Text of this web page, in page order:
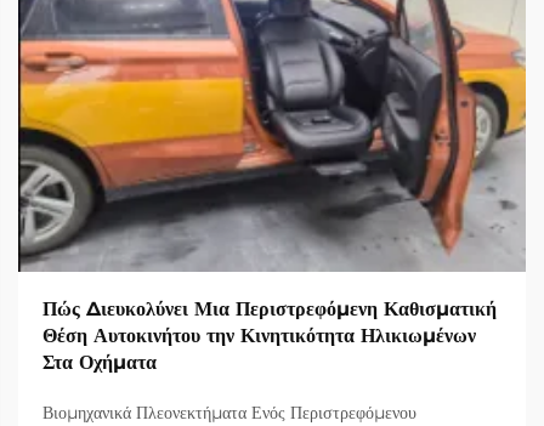
Πώς Διευκολύνει Μια Περιστρεφόμενη Καθισματική
Θέση Αυτοκινήτου την Κινητικότητα Ηλικιωμένων
Στα Οχήματα
Βιομηχανικά Πλεονεκτήματα Ενός Περιστρεφόμενου